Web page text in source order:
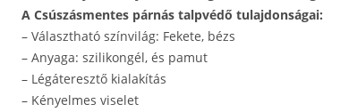
A Csúszásmentes párnás talpvédő tulajdonságai:
– Választható színvilág: Fekete, bézs
– Anyaga: szilikongél, és pamut
– Légáteresztő kialakítás
– Kényelmes viselet